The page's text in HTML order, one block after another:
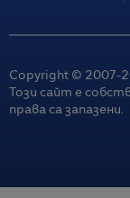
Copyright © 2007-
Този сайт е
права са запазени.